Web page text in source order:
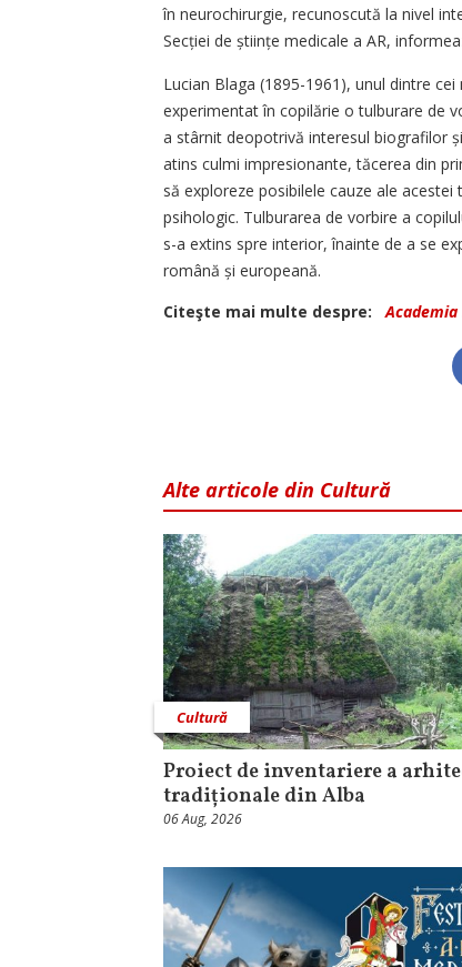
în neurochirurgie, recunoscută la nivel
Secției de ști­ințe medicale a AR,
Lucian Blaga (1895-1961), unul dintre
experimentat în copilărie o tulburare de
a stârnit deopotrivă interesul biografilor
atins culmi impresionante, tăcerea din
să exploreze posibilele cauze ale
psihologic. Tulburarea de vorbire a
s-a extins spre interior, înainte de a se
română și europeană.
Citeşte mai multe despre:
Academia
Alte articole din Cultură
Cultură
Proiect de inventariere a
tradiționale din Alba
06 Aug, 2026